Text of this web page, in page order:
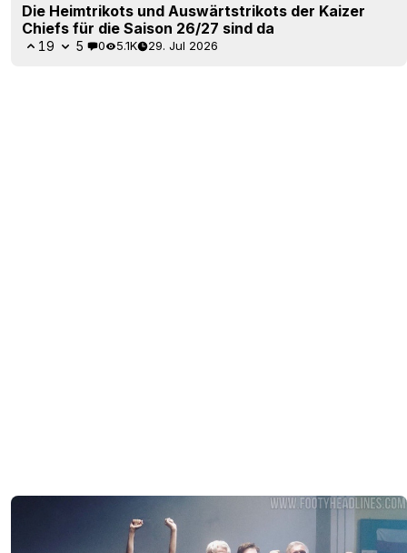
Die Heimtrikots und Auswärtstrikots der Kaizer
Chiefs für die Saison 26/27 sind da
19 5 0 5.1K 29. Jul 2026